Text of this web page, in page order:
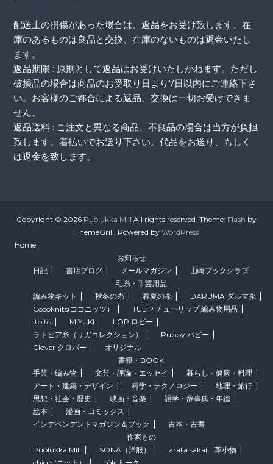
配送上の損傷があった場合は、返品をお受け致します。在
庫のあるものは良品と交換、在庫のないものは返金いたし
ます。
返品期限 : 原則として返品はお受けいたしかねます。ただし
破損品の場合は商品のお受取り日より7日以内にご連絡下さ
い。お客様のご都合による返品、交換は一切お受けできま
せん。
返品送料 : ご注文と異なる商品、不良品の場合は当方が負担
致します。着払いでお送り下さい。代品をお送り、もしく
は返金を致します。
Copyright © 2026 Puolukka Mill All rights reserved. Theme: Flash by
ThemeGrill. Powered by WordPress
Home
お知らせ
日記
書店ブログ メールマガジン
山崎ブッククラブ
毛糸・手芸用品
編み物キット
秋冬の糸 春夏の糸
DARUMA ダルマ糸
Cocoknits(ココニッツ）
TULIP チューリップ 編み物用品
itoito
MIYUKI
LOPIロピー
ラトビア糸（リガコレクション）
Puppy パピー
Clover クロバー
オリジナル
書籍・BOOK
手芸・編み物
文芸・評論・エッセイ
暮らし・健康・料理
アート・建築・デザイン
科学・テクノロジー
地理・旅行
思想・社会・歴史
映画・音楽
語学・辞事典・年鑑
絵本
漫画・コミックス
インデペンデントマガジン＆ブック
古本・古書
作家もの
Puolukka Mill
SONA（洋服）
arata sakai 革小物